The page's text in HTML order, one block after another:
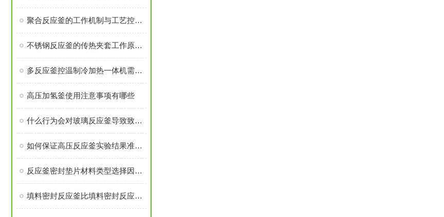
聚合反应釜的工作机制与工艺控制解析
不锈钢反应釜的传热夹套工作原理是什么
多反应釜控温制冷加热一体机需注意安装过程有那些
高压加氢釜使用注意事项有哪些
什么行为会对玻璃反应釜导致致命伤害
如何保证高压反应釜实验结果准确可靠
反应釜密封垫片材料类型选择因素是什么？
填料密封反应釜比填料密封反应釜有那些优势